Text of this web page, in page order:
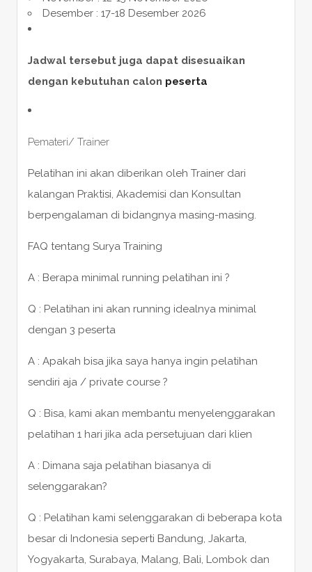
Desember : 17-18 Desember 2026
Jadwal tersebut juga dapat disesuaikan
dengan kebutuhan calon peserta
Pemateri/ Trainer
Pelatihan ini akan diberikan oleh Trainer dari
kalangan Praktisi, Akademisi dan Konsultan
berpengalaman di bidangnya masing-masing.
FAQ tentang Surya Training
A : Berapa minimal running pelatihan ini ?
Q : Pelatihan ini akan running idealnya minimal
dengan 3 peserta
A : Apakah bisa jika saya hanya ingin pelatihan
sendiri aja / private course ?
Q : Bisa, kami akan membantu menyelenggarakan
pelatihan 1 hari jika ada persetujuan dari klien
A : Dimana saja pelatihan biasanya di
selenggarakan?
Q : Pelatihan kami selenggarakan di beberapa kota
besar di Indonesia seperti Bandung, Jakarta,
Yogyakarta, Surabaya, Malang, Bali, Lombok dan